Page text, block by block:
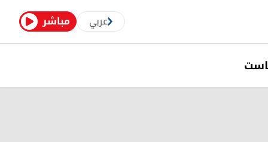
مباشر عربي